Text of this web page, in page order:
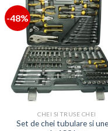
-48%
CHEI SI TRUSE CHEI
Set de chei tubulare si